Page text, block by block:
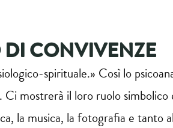
DI CONVIVENZE
spirituale.» Così lo
mostrerà il loro ruolo simbolico
la musica, la fotografia e tanto